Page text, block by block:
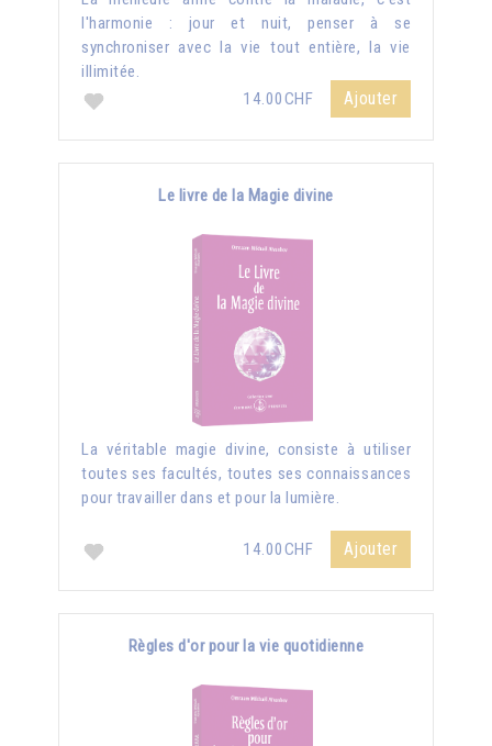
l'harmonie : jour et nuit, penser à se
synchroniser avec la vie tout entière, la vie
illimitée.
14.00CHF
Ajouter
Le livre de la Magie divine
La véritable magie divine, consiste à utiliser
toutes ses facultés, toutes ses connaissances
pour travailler dans et pour la lumière.
14.00CHF Ajouter
Règles d'or pour la vie quotidienne